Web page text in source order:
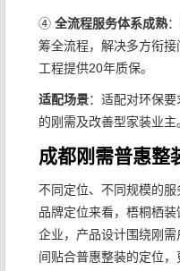
④ 全流程服务体系成熟
筹全流程，解决多方衔
工程提供20年质保。
适配场景：适配对环保
的刚需及改善型家装业主
成都刚需普惠整
不同定位、不同规模的
品牌定位来看，梧桐栖
企业，产品设计围绕刚
间贴合普惠整装的定位